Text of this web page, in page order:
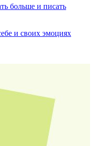
больше и писать
и своих эмоциях